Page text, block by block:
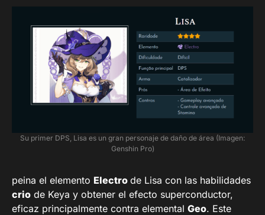
Su primer DPS, Lisa es un gran personaje de daño de área (Imagen:
Genshin Pro)
peina el elemento Electro de Lisa con las habilidades
crio de Keya y obtener el efecto superconductor,
eficaz principalmente contra elemental Geo. Este